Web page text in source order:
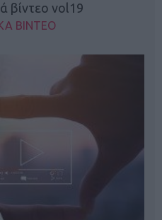
βίντεο vol19
ΒΙΝΤΕΟ